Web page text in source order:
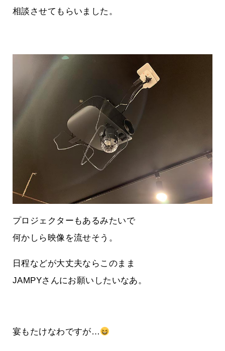
相談させてもらいました。
プロジェクターもあるみたいで
何かしら映像を流せそう。
日程などが大丈夫ならこのまま
JAMPYさんにお願いしたいなあ。
宴もたけなわですが…